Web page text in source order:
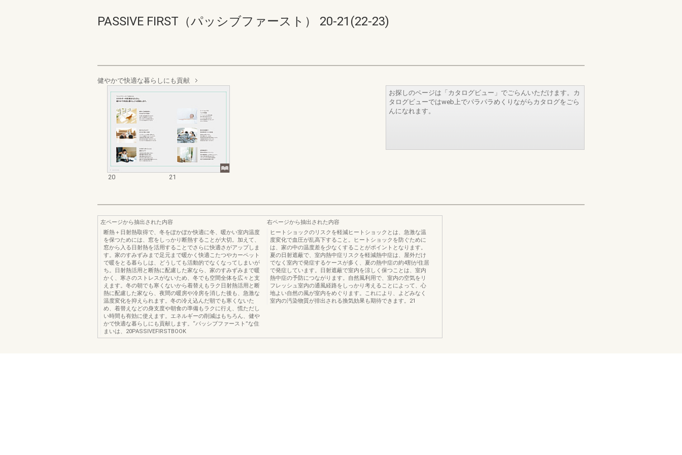
PASSIVE FIRST（パッシブファースト） 20-21(22-23)
健やかで快適な暮らしにも貢献
20 21
お探しのページは「カタログビュー」でごらんいただけます。カ
タログビューではweb上でパラパラめくりながらカタログをごら
んになれます。
左ページから抽出された内容
断熱＋日射熱取得で、冬をぽかぽか快適に冬、暖かい室内温度
を保つためには、窓をしっかり断熱することが大切。加えて、
窓から入る日射熱を活用することでさらに快適さがアップしま
す。家のすみずみまで足元まで暖かく快適こたつやカーペット
で暖をとる暮らしは、どうしても活動的でなくなってしまいが
ち。日射熱活用と断熱に配慮した家なら、家のすみずみまで暖
かく、寒さのストレスがないため、冬でも空間全体を広々と支
えます。冬の朝でも寒くないから着替えもラク日射熱活用と断
熱に配慮した家なら、夜間の暖房や冷房を消した後も、急激な
温度変化を抑えられます。冬の冷え込んだ朝でも寒くないた
め、着替えなどの身支度や朝食の準備もラクに行え、慌ただし
い時間も有効に使えます。エネルギーの削減はもちろん、健や
かで快適な暮らしにも貢献します。“パッシブファースト”な住
まいは、20PASSIVEFIRSTBOOK
右ページから抽出された内容
ヒートショックのリスクを軽減ヒートショックとは、急激な温
度変化で血圧が乱高下すること。ヒートショックを防ぐために
は、家の中の温度差を少なくすることがポイントとなります。
夏の日射遮蔽で、室内熱中症リスクを軽減熱中症は、屋外だけ
でなく室内で発症するケースが多く、夏の熱中症の約4割が住居
で発症しています。日射遮蔽で室内を涼しく保つことは、室内
熱中症の予防につながります。自然風利用で、室内の空気をリ
フレッシュ室内の通風経路をしっかり考えることによって、心
地よい自然の風が室内をめぐります。これにより、よどみなく
室内の汚染物質が排出される換気効果も期待できます。21